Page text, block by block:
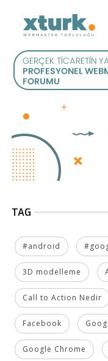
TAG
#android
3D modelleme
Call to Action Nedir
Facebook
Google Chrome